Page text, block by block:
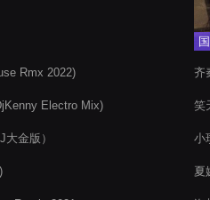
Rmx 2022)
Electro Mix)
金版）
齐
笑
小
夏